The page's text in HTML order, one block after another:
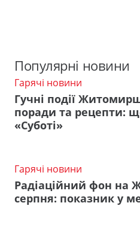
Популярні новини
Гарячі новини
Гучні події
поради та рецепти:
«Суботі»
Гарячі новини
Радіаційний фон на
серпня: показник у